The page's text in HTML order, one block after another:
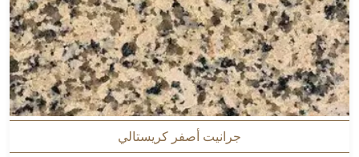
جرانيت أصفر كريستالي